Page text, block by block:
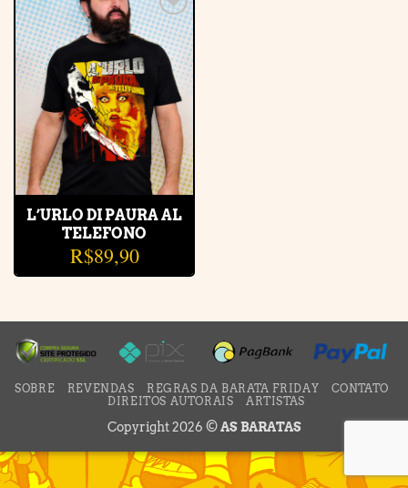
Adicionar
à lista de
desejos
L’URLO DI PAURA AL
TELEFONO
R$89,90
SOBRE REVENDAS REGRAS DA BARATA FRIDAY
CONTATO
DIREITOS AUTORAIS
ARTISTAS
Copyright 2026 ©AS BARATAS